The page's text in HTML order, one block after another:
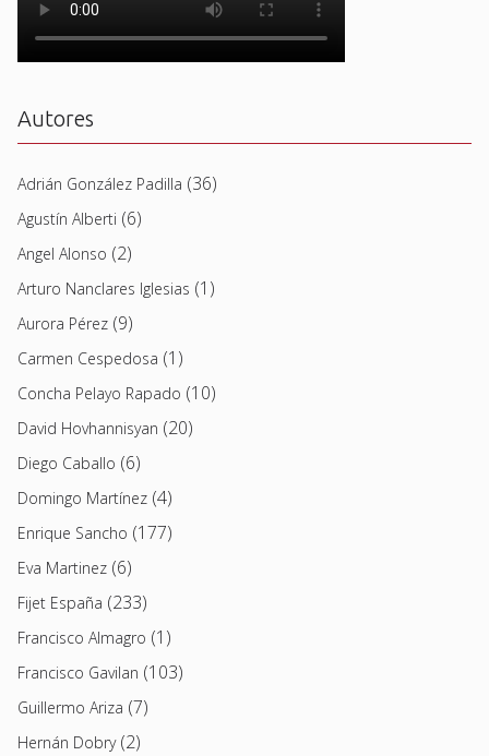
Autores
Adrián González Padilla (36)
Agustín Alberti (6)
Angel Alonso (2)
Arturo Nanclares Iglesias (1)
Aurora Pérez (9)
Carmen Cespedosa (1)
Concha Pelayo Rapado (10)
David Hovhannisyan (20)
Diego Caballo (6)
Domingo Martínez (4)
Enrique Sancho (177)
Eva Martinez (6)
Fijet España (233)
Francisco Almagro (1)
Francisco Gavilan (103)
Guillermo Ariza (7)
Hernán Dobry(2)